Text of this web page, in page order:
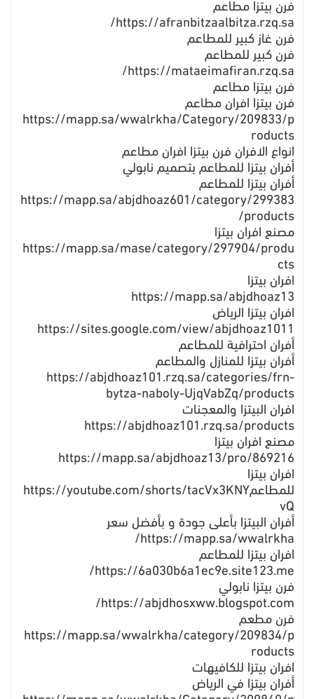
فرن بيتزا مطاعم
https://afranbitzaalbitza.rzq.sa/
فرن غاز كبير للمطاعم
فرن كبير للمطاعم
https://mataeimafiran.rzq.sa/
فرن بيتزا مطاعم
فرن بيتزا افران مطاعم
https://mapp.sa/wwalrkha/Category/209833/p
roducts
انواع الافران فرن بيتزا افران مطاعم
أفران بيتزا للمطاعم بتصميم نابولي
أفران بيتزا للمطاعم
https://mapp.sa/abjdhoaz601/category/299383
/products
مصنع افران بيتزا
https://mapp.sa/mase/category/297904/produ
cts
افران بيتزا
https://mapp.sa/abjdhoaz13
افران بيتزا الرياض
https://sites.google.com/view/abjdhoaz1011
أفران احترافية للمطاعم
أفران بيتزا للمنازل والمطاعم
https://abjdhoaz101.rzq.sa/categories/frn-
bytza-naboly-UjqVabZq/products
افران البيتزا والمعجنات
https://abjdhoaz101.rzq.sa/products
مصنع افران بيتزا
https://mapp.sa/abjdhoaz13/pro/869216
افران بيتزا
للمطاعمhttps://youtube.com/shorts/tacVx3KNY
vQ
أفران البيتزا بأعلى جودة و بأفضل سعر
https://mapp.sa/wwalrkha/
افران بيتزا للمطاعم
https://6a030b6a1ec9e.site123.me/
فرن بيتزا نابولي
https://abjdhosxww.blogspot.com/
فرن مطعم
https://mapp.sa/wwalrkha/category/209834/p
roducts
افران بيتزا للكافيهات
أفران بيتزا في الرياض